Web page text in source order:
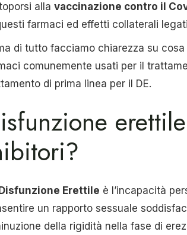
alla vaccinazione contro il
farmaci ed effetti collaterali
di tutto facciamo chiarezza su
comunemente usati per il
di prima linea per il DE.
Disfunzione Erettile è l’incapacità
un rapporto sessuale
della rigidità nella fase di